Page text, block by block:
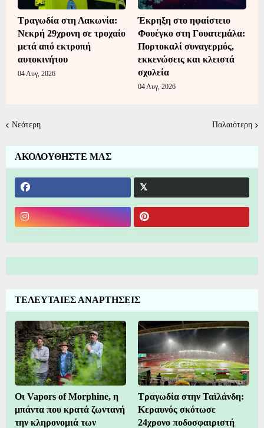
Τραγωδία στη Λακωνία:
Νεκρή 29χρονη σε τροχαίο
μετά από εκτροπή
αυτοκινήτου
04 Αυγ, 2026
Έκρηξη στο ηφαίστειο
Φουέγκο στη Γουατεμάλα:
Πορτοκαλί συναγερμός,
εκκενώσεις και κλειστά
σχολεία
04 Αυγ, 2026
Νεότερη Παλαιότερη
ΑΚΟΛΟΥΘΗΣΤΕ ΜΑΣ
ΤΕΛΕΥΤΑΙΕΣ ΑΝΑΡΤΗΣΕΙΣ
Οι Vapors of Morphine, η
μπάντα που κρατά ζωντανή
την κληρονομιά των
Τραγωδία στην Ταϊλάνδη:
Κεραυνός σκότωσε
24χρονο ποδοσφαιριστή